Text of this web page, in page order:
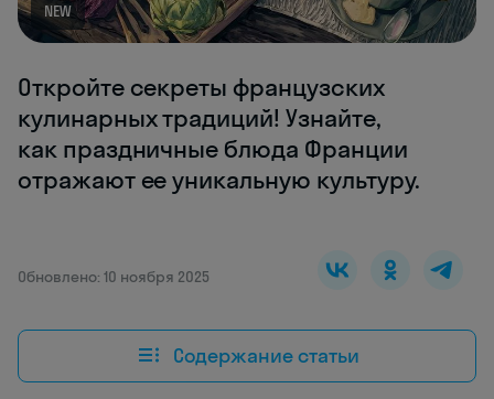
NEW
Откройте секреты французских
кулинарных традиций! Узнайте,
как праздничные блюда Франции
отражают ее уникальную культуру.
Обновлено: 10 ноября 2025
Содержание статьи